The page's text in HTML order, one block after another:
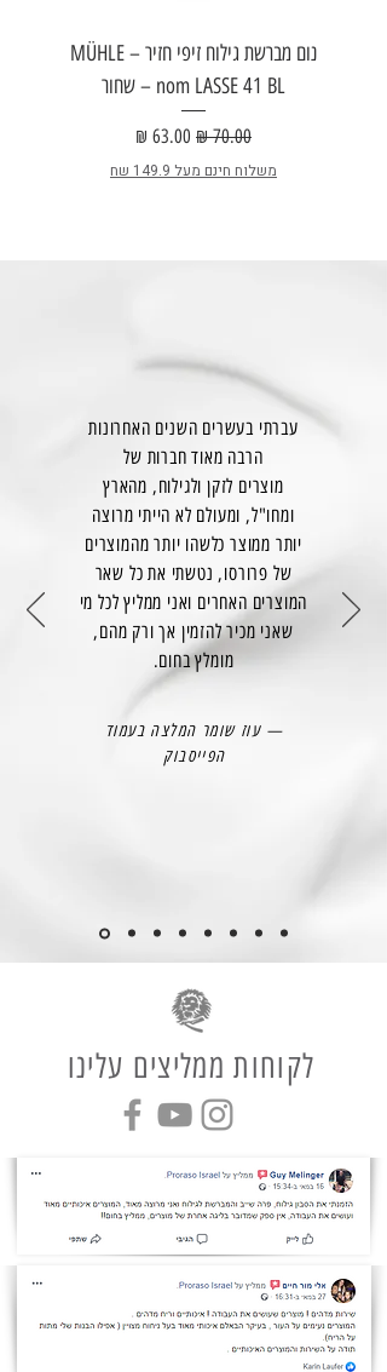
נום מברשת גילוח זיפי חזיר – MÜHLE
nom LASSE 41 BL – שחור
מחיר רגיל מחיר מבצע
משלוח חינם מעל 149.9 שח
עברתי בעשרים השנים האחרונות
הרבה מאוד חברות של
מוצרים לזקן ולגילוח, מהארץ
ומחו"ל, ומעולם לא הייתי מרוצה
יותר ממוצר כלשהו יותר מהמוצרים
של פרורסו, נטשתי את כל שאר
המוצרים האחרים ואני ממליץ לכל מי
שאני מכיר להזמין אך ורק מהם,
מומלץ בחום.
— עוז שומר המלצה בעמוד
הפייסבוק
לקוחות ממליצים עלינו